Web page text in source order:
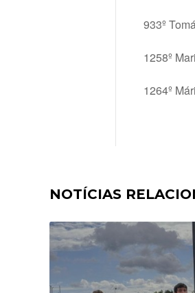
933º
1258º
1264º
NOTÍCIAS